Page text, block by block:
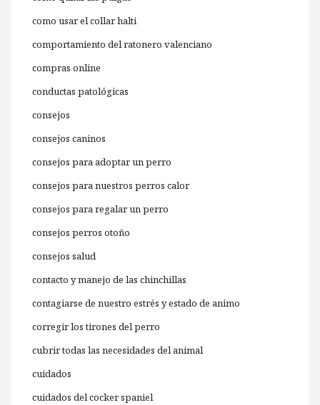
como usar el collar halti
comportamiento del ratonero valenciano
compras online
conductas patológicas
consejos
consejos caninos
consejos para adoptar un perro
consejos para nuestros perros calor
consejos para regalar un perro
consejos perros otoño
consejos salud
contacto y manejo de las chinchillas
contagiarse de nuestro estrés y estado de animo
corregir los tirones del perro
cubrir todas las necesidades del animal
cuidados
cuidados del cocker spaniel